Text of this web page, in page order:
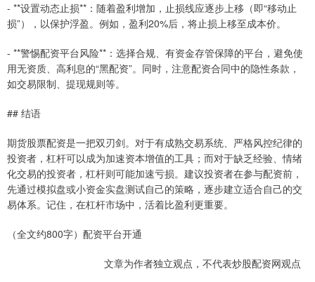
- **设置动态止损**：随着盈利增加，止损线应逐步上移（即“移动止
损”），以保护浮盈。例如，盈利20%后，将止损上移至成本价。
- **警惕配资平台风险**：选择合规、有资金存管保障的平台，避免使
用无资质、高利息的“黑配资”。同时，注意配资合同中的隐性条款，
如交易限制、提现规则等。
## 结语
期货股票配资是一把双刃剑。对于有成熟交易系统、严格风控纪律的
投资者，杠杆可以成为加速资本增值的工具；而对于缺乏经验、情绪
化交易的投资者，杠杆则可能加速亏损。建议投资者在参与配资前，
先通过模拟盘或小资金实盘测试自己的策略，逐步建立适合自己的交
易体系。记住，在杠杆市场中，活着比盈利更重要。
（全文约800字）配资平台开通
文章为作者独立观点，不代表炒股配资网观点